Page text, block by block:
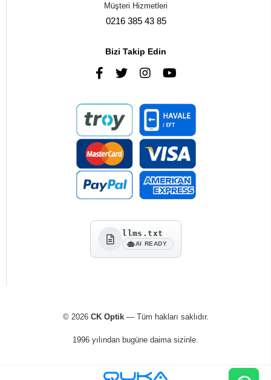
Müşteri Hizmetleri
0216 385 43 85
Bizi Takip Edin
llms.txt
AI READY
© 2026 CK Optik— Tüm hakları saklıdır.
1996 yılından bugüne daima sizinle.